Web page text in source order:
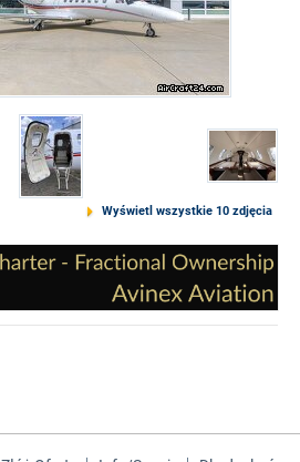
Wyświetl wszystkie 10 zdjęcia